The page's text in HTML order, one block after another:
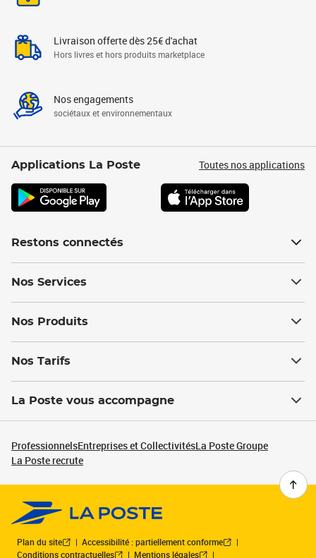
Livraison offerte dès 25€ d'achat
Hors livres et hors produits marketplace
Nos engagements
sociétaux et environnementaux
Applications La Poste Toutes nos applications
Restons connectés
Nos Services
Nos Produits
Nos Tarifs
La Poste vous accompagne
ProfessionnelsEntreprises et CollectivitésLa Poste Groupe
La Poste recrute
Plan du site
Accessibilité : partiellement conforme
Conditions contractuelles
Mentions légales